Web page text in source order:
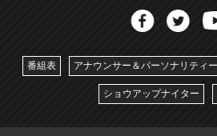
番組表 アナウンサー＆パーソナリティー
ショウアップナイター